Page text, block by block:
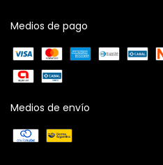
Medios de pago
Medios de envío